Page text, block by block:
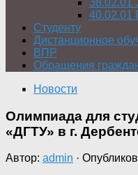
38.02.01
40.02.01
Студенту
Дистанционное
ВПР
Обращения
Новости
Олимпиада для
«ДГТУ» в г.
Автор: admin ·